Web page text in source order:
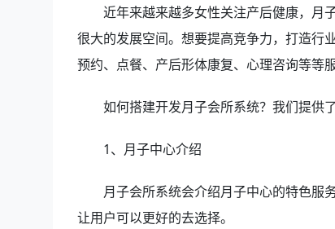
近年来越来越多女性关注产后健康，月
很大的发展空间。想要提高竞争力，打造行
预约、点餐、产后形体康复、心理咨询等等服
如何搭建开发月子会所系统？我们提供
1、月子中心介绍
月子会所系统会介绍月子中心的特色服
让用户可以更好的去选择。